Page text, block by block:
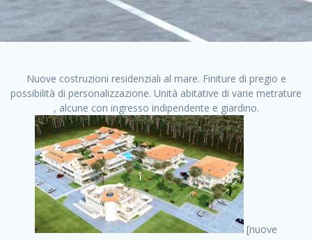
Nuove costruzioni residenziali al mare. Finiture di pregio e
possibilità di personalizzazione. Unità abitative di varie metrature
, alcune con ingresso indipendente e giardino.
[nuove costruzioni versilia] [vendita case carrara] [immobiliare massa] [case nuove toscana] [case in vendita versilia] [case nuove forte dei marmi] [case in vendita carrara] [case nuove carrara] [nuove costruzioni pietrasanta] [nuove costruzioni forte dei marmi] [immobiliare versilia] [case nuove massa] [case nuove pietrasanta] [case nuove liguria] [immobiliare forte dei marmi] [nuove costruzioni liguria] [nuove costruzioni carrara] [nuove costruzioni massa] [immobiliare carrara] case in vendita toscana [immobiliare liguria] [case in vendita massa] [vendita case massa] [vendita case versilia] [nuove costruzioni toscana] [immobiliare pietrasanta] [immobiliare toscana] [case nuove versilia] nuove costruzioni case nuove in vendita case nuove case in costruzione case nuova costruzione appartamenti nuova costruzione case in vendita nuove costruzioni terreno edificabile nuove costruzioni milano marina di carrara carrara massa massa carrara toscana versilia case in vendita a milano case in vendita a roma appartamenti nuovi in vendita vendita case milano case in vendita torino case in vendita milano case di nuova costruzione nuove costruzioni roma case in vendita roma , sito per appartamenti affitto . vendita case roma vendita case torino villette nuova costruzione vendita case privati cerco casa milano vendita case impresa edile vendita case genova vendita immobili vendita case nuove cerco casa ville nuova costruzione annunci case in vendita case in vendita nuova costruzione nuove case in vendita case in vendita da privati villette a schiera cerco casa in vendita case in affitto vendita nuove costruzioni costruire case affitto affitto negozio milano cerco casa roma cerco casa nuova costruzione appartamenti in costruzione, sito per appartamenti affitto . case nuove vendita case in vendita nuove case nuove milano nuove costruzioni morena case in vendita costruzioni case case in vendita tor vergata nuova annunci vendita case case in vendita milano centro, sito per appartamenti affitto . vendita case nuova costruzione case in vendita privati agenzia immobiliare appartamenti di nuova costruzione ville in costruzione case in vendita a opera nuova costruzione nuove costruzioni torino, sito per appartamenti affitto . appartamenti nuovi impresa edile roma trova casa costruzioni nuove appartamenti in affitto cantieri in costruzione, sito per appartamenti affitto . immobiliare nuove costruzioni case in vendita dragona appartamenti in vendita siti vendita case case in vendita roma nord nuovi costruzioni ville nuove in vendita nuove costruzioni in vendita trovocasa cerco casa affitto villette in vendita nuove costruzioni immobiliari nuove costruzioni bologna toscano immobiliare palermo nuovi appartamenti vendita case dragona nuova costruzione case in vendita villaggio prenestino, sito per appartamenti affitto . case in vendita dal costruttore imprese edili torino nuove costruzioni firenze immobiliare case nuove in costruzione toscano immobiliare milano, sito per appartamenti affitto . casanuova case in vendita acilia dragona case in vendita di nuova costruzione case in vendita da costruttore nuove costruzioni eur case e cantieri appartamenti in vendita nuova costruzione case in vendita a dragona roma case in vendita nuove case in costruzione porta portese immobiliare appartamenti cerco casa disperatamente case in vendita torresina cascine in vendita vendita immobili roma, sito per appartamenti affitto . milano nuove costruzioni morena case in vendita costruzioni edili nuove costruzioni catania visure catastali on line gratis nuove costruzioni monza case in costruzione milano, sito per appartamenti affitto . nuove costruzioni boccea vendita immobili milano attico immobiliare roma vendita imprese edili bergamo impresa edile bologna case in vendita a classe appartamento nuovo nuove costruzioni pietralata case costruzione case in vendita roma sud nuove costruzioni residenziali a milano appartamenti nuova costruzione milano case in vendita boccea case in vendita morena nuove costruzioni vendita immobili privati, sito per appartamenti affitto . comprare casa nuova costruzione case in vendita con leasing case in vendita ostia antica case nuova costruzione milano appartamenti nuovi milano case nuove roma nuove costruzioni bari edilizia convenzionata case in vendita a tortona villaggio prenestino case in vendita toscano immobiliare professione casa nuove costruzioni parma impresa costruzioni nuove case nuove costruzioni bergamo vendita immobili torino ville di nuova costruzione solo affitti appartamento nuovo in vendita appartamenti nuova costruzione roma case nuova costruzione roma, sito per appartamenti affitto . nuove costruzioni a milano case in costruzione roma impresa di costruzioni grimaldi immobiliare costruzioni villetta nuova costruzione case in vendita da imprese edili cerco casa a acquisto casa in costruzione nuove costruzioni mare costruzioni immobiliari cantieri nuove costruzioni acquisto casa nuova costruzione nuove costruzioni padova comprare casa in costruzione impresa edile napoli nuove costruzioni pescara casa risorse immobiliari, sito per appartamenti affitto . immobili in costruzione villette nuove villette nuove in vendita gabetti imprese edili verona nuove costruzioni milano sud nuovi immobili nuove costruzioni legnano, sito per appartamenti affitto . cantieri nuove costruzioni milano villa nuova case vendita nuove costruzioni appartamenti in vendita nuovi immobili nuovi costruttori case imprese edili brescia nuovi appartamenti milano case in vendita selva nera casa nuova retecasa case nuova costruzione in vendita monolocale imprese edili firenze imprese edili padova frimm vendita case dragona nuove costruzioni vendita imprese edili parma imprese di costruzioni milano immobiliare toscano frimm immobiliare roma case case dal costruttore acquisto terreno agricolo imprese edili italiane roma vende casa case nuove a milano nuove costruzioni a roma imprese costruzioni roma cerco casa nuova immobili di nuova costruzione case in vendita castelverde roma impresa edile palermo rent to buy roma nuove costruzioni, sito per appartamenti affitto . tempocasa case in vendita a riscatto nuove costruzioni varese nuove costruzioni bolzano vendita case in costruzione nuove costruzioni lecce cantiere milano costruire villa imprese edili treviso impresa edile catania case in vendita roma tiburtina vendita appartamenti nuova costruzione vendita immobili commerciali case nuove in vendita milano nuove costruzioni seregno cerca casa vendita cerco casa milano vendita nuove costruzioni milano ovest vendita case nuove milano imprese edili modena nuove costruzioni milano centro case in vendita aranova nuove abitazioni, sito per appartamenti affitto ., sito per appartamenti affitto . nuove costruzioni brescia nuove costruzioni como appartamenti nuovi in vendita a milano case in vendita bologna nuove costruzioni appartamenti in vendita milano nuova costruzione imprese edili como morena nuove costruzioni nuove costruzioni case vendita appartamenti nuovi nuove costruzioni salerno eurekasa villette in costruzione bilocali nuovi case nuove in vendita a roma case in vendita con permuta nuove costruzioni trento impresa edile varese imprese costruzioni milano imprese edili venezia case in vendita prenestina imprese edili spa nuove costruzioni gallarate roma nuove costruzioni case in nuova costruzione nuovi case nuove in vendita a milano nuove costruzioni loano nuovi cantieri milano imprese edili novara case in vendita roma est imprese di costruzioni roma appartamenti in costruzione milano nuovi cantieri cerco casa vendita milano nuove costruzioni brugherio vendita case da imprese edili imprese edili udine nuove costruzioni direttamente dal costruttore imprese edili vicenza case in vendita a loano nuova costruzione nuove villette prezzi case nuove case in vendita in costruzione compravendita terreno agricolo cantiere, sito per appartamenti affitto . case in vendita milano navigli costruzione nuova casa costruzioni nuove milano nuove costruzioni roma rent to buy nuove costruzioni taranto palazzo in costruzione vendita appartamenti nuova costruzione milano centro costruzioni milano case in vendita milano nuove costruzioni case in vendita milano sud impresa edile como case nuove a roma boccea case in vendita imprese edili trento nuove costruzioni buccinasco case in costruzione a milano nuove costruzioni ripamonti case in vendita a salerno nuove costruzioni nuove residenze milano case nuove vendita milano nuove costruzioni milano nord nuove costruzioni livorno vendita nuove costruzioni roma nuove costruzioni liguria costruzioni roma cerco casa roma vendita nuove costruzioni classe a impresa edile rimini nuovi annunci case in vendita nuove costruzioni magenta todini costruzioni case grezze in vendita vendita appartamenti nuovi milano case in vendita gallaratese milano nuove costruzioni arezzo, sito per appartamenti affitto . case in vendita castelverde case nuove dal costruttore nuovo appartamento nuove costruzioni desenzano imprese edili lombardia imprese edili veneto appartamenti in costruzione roma case vendita pescara nuove costruzioni case in vendita ad acilia imprese edili verona e provincia nuove costruzioni desio appartamenti classe a milano firenze nuove costruzioni pirelli re immobiliare grandi imprese di costruzioni case in vendita torresina roma case in vendita navigli milano nuove costruzioni roma centro nuovecostruzioni appartamenti nuovi a milano impresa edile ancona nuove residenze dragona case in vendita nuove costruzioni brindisi vendita nuove costruz